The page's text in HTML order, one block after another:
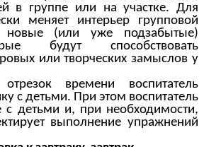
в группе или на участке. Для
меняет интерьер групповой
новые (или уже подзабытые)
будут способствовать
или творческих замыслов у
времени воспитатель
с детьми. При этом воспитатель
с детьми и, при необходимости,
выполнение упражнений